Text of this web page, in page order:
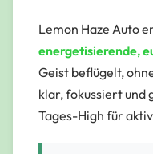
Lemon Haze Auto
energetisierende,
Geist beflügelt,
klar, fokussiert und
Tages-High für